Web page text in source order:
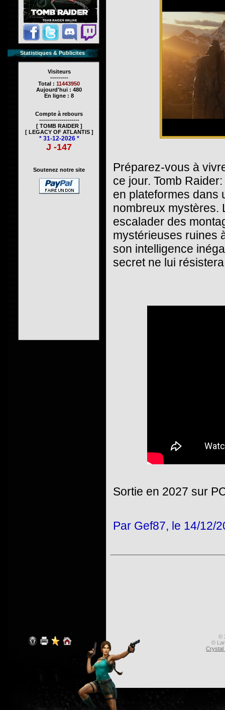
Statistiques & Publicites
Visiteurs
---------
Total : 11443950
Aujourd'hui : 480
En ligne : 8
Compte à rebours
--------------------
[ TOMB RAIDER ]
[ LEGACY OF ATLANTIS ]
* 31-12-2026 *
J -147
Soutenez notre site
Préparez-vous à
ce jour. Tomb
en plateformes dans
nombreux mystères.
escalader des
mystérieuses ruines
son intelligence
secret ne lui
Sortie en 2027 sur
Par Gef87, le 14/12/
©
©
Crystal